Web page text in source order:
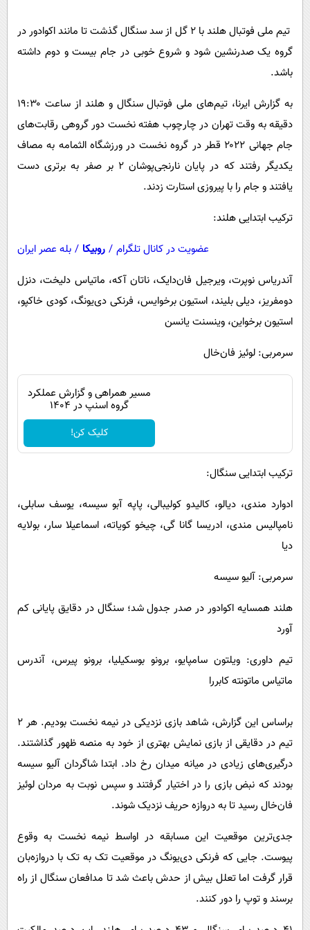
فناوری
گوناگون
محیط زیست
بین الملل
روانشناسی
آشپزی
تیم ملی فوتبال هلند با ۲ گل از سد سنگال گذشت تا مانند اکوادور در
گروه یک صدرنشین شود و شروع خوبی در جام بیست و دوم داشته
باشد.
به گزارش ایرنا، تیم‌های ملی فوتبال سنگال و هلند از ساعت ۱۹:۳۰
دقیقه به وقت تهران در چارچوب هفته‌ نخست دور گروهی رقابت‌های
جام جهانی ۲۰۲۲ قطر در گروه نخست در ورزشگاه الثمامه به مصاف
یکدیگر رفتند که در پایان نارنجی‌پوشان ۲ بر صفر به برتری دست
یافتند و جام را با پیروزی استارت زدند.
ترکیب ابتدایی هلند:
عضویت در کانال تلگرام / روبیکا / بله عصر ایران
آندریاس نوپرت، ویرجیل فان‌دایک، ناتان آکه، ماتیاس دلیخت، دنزل
دومفریز، دیلی بلیند، استیون برخوایس، فرنکی دی‌یونگ، کودی خاکپو،
استیون برخواین، وینسنت یانسن
سرمربی: لوئیز فان‌خال
مسیر همراهی و گزارش عملکرد
گروه اسنپ در ۱۴۰۴
کلیک کن!
ترکیب ابتدایی سنگال:
ادوارد مندی، دیالو، کالیدو کولیبالی، پاپه آبو سیسه، یوسف سابلی،
نامپالیس مندی، ادریسا گانا گی، چیخو کویاته، اسماعیلا سار، بولایه
دیا
سرمربی: آلیو سیسه
هلند همسایه اکوادور در صدر جدول شد؛ سنگال در دقایق پایانی کم
آورد
تیم داوری: ویلتون سامپایو، برونو بوسکیلیا، برونو پیرس، آندرس
ماتیاس ماتونته کابررا
براساس این گزارش، شاهد بازی نزدیکی در نیمه‌ نخست بودیم. هر ۲
تیم در دقایقی از بازی نمایش بهتری از خود به منصه ظهور گذاشتند.
درگیری‌های زیادی در میانه‌ میدان رخ داد. ابتدا شاگردان آلیو سیسه
بودند که نبض بازی را در اختیار گرفتند و سپس نوبت به مردان لوئیز
فان‌خال رسید تا به دروازه‌ حریف نزدیک شوند.
جدی‌ترین موقعیت این مسابقه در اواسط نیمه‌ نخست به وقوع
پیوست. جایی که فرنکی‌ دی‌یونگ در موقعیت تک به تک با دروازه‌بان
قرار گرفت اما تعلل بیش از حدش باعث شد تا مدافعان سنگال از راه
برسند و توپ را دور کنند.